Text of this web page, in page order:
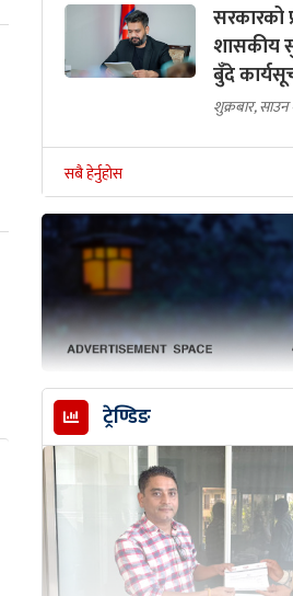
सरकारको
शासकीय
बुँदे
शुक्रबार,
सबै हेर्नुहोस
ट्रेण्डिङ